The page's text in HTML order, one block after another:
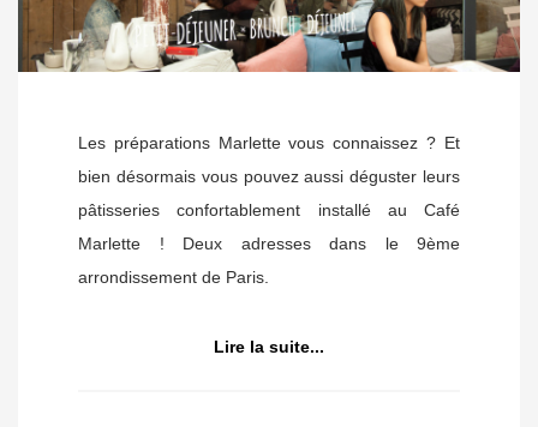
Les préparations Marlette vous connaissez ? Et
bien désormais vous pouvez aussi déguster leurs
pâtisseries confortablement installé au Café
Marlette ! Deux adresses dans le 9ème
arrondissement de Paris.
Lire la suite...